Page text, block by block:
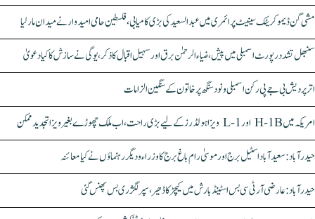
مشی گن ڈیموکریٹک سینیٹ پرائمری میں عبدالسعید کی بڑی کامیابی، فلسطین حامی امیدوار نے میدان مار لیا
سنبھل تشدد رپورٹ اسمبلی میں پیش، ضیاء الرحمٰن برق اور سہیل اقبال کا ذکر، یوگی نے سازش کا کیا دعویٰ
اتر پردیش بی جے پی رکن اسمبلی ونود سنگھ پر خاتون کے سنگین الزامات
امریکہ میں H-1B اور L-1 ویزا ہولڈرز کے لیے بڑی راحت، اب ملک چھوڑے بغیر ویزا تجدید ممکن
حیدرآباد: سعیدآباد اسٹیل برج اور موسیٰ رام باغ برج کا وزراء و دیگر رہنماؤں نے کیا معائنہ
حیدرآباد: عارضی آر ٹی سی بس اسٹینڈ بارش میں کیچڑ کا ڈھیر، سپر لگژری بس پھنس گئی